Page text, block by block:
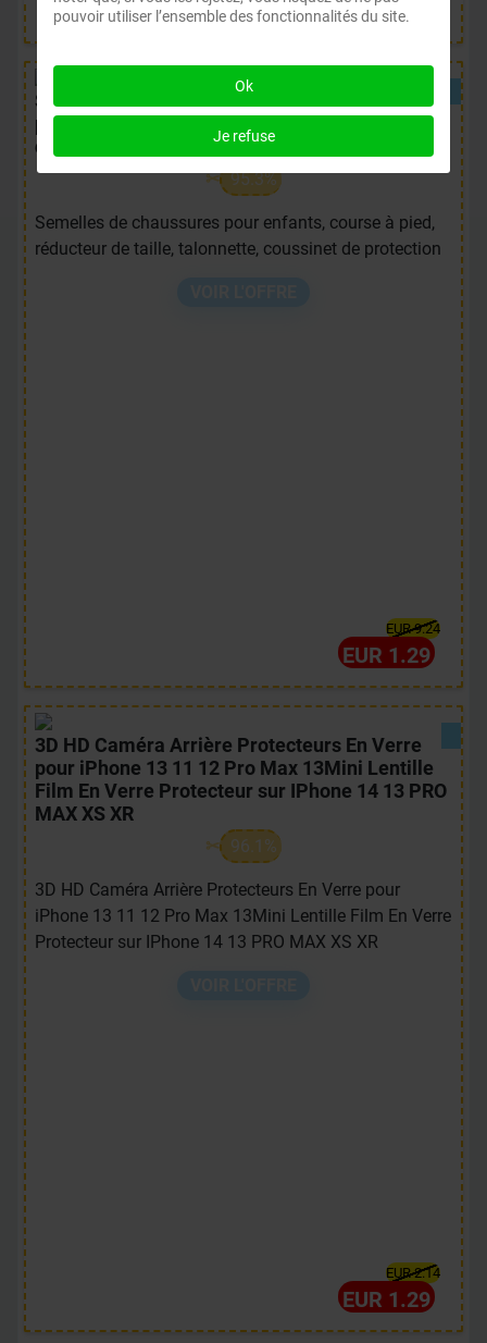
EUR 4.49
Semelles de chaussures pour enfants, course à
pied, réducteur de taille, talonnette, coussinet
de protection
95.3%
Semelles de chaussures pour enfants, course à pied,
réducteur de taille, talonnette, coussinet de protection
EUR 9.24
EUR 1.29
3D HD Caméra Arrière Protecteurs En Verre
pour iPhone 13 11 12 Pro Max 13Mini Lentille
Film En Verre Protecteur sur IPhone 14 13 PRO
MAX XS XR
96.1%
3D HD Caméra Arrière Protecteurs En Verre pour
iPhone 13 11 12 Pro Max 13Mini Lentille Film En Verre
Protecteur sur IPhone 14 13 PRO MAX XS XR
EUR 2.14
EUR 1.29
pouvoir utiliser l’ensemble des fonctionnalités du site.
Ok
Je refuse